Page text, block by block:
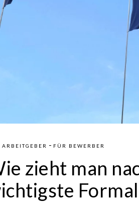
ARBEITGEBER - FÜR BEWERBER
zieht man